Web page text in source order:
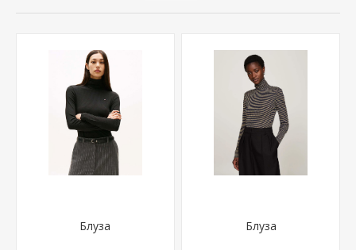
Блуза Блуза